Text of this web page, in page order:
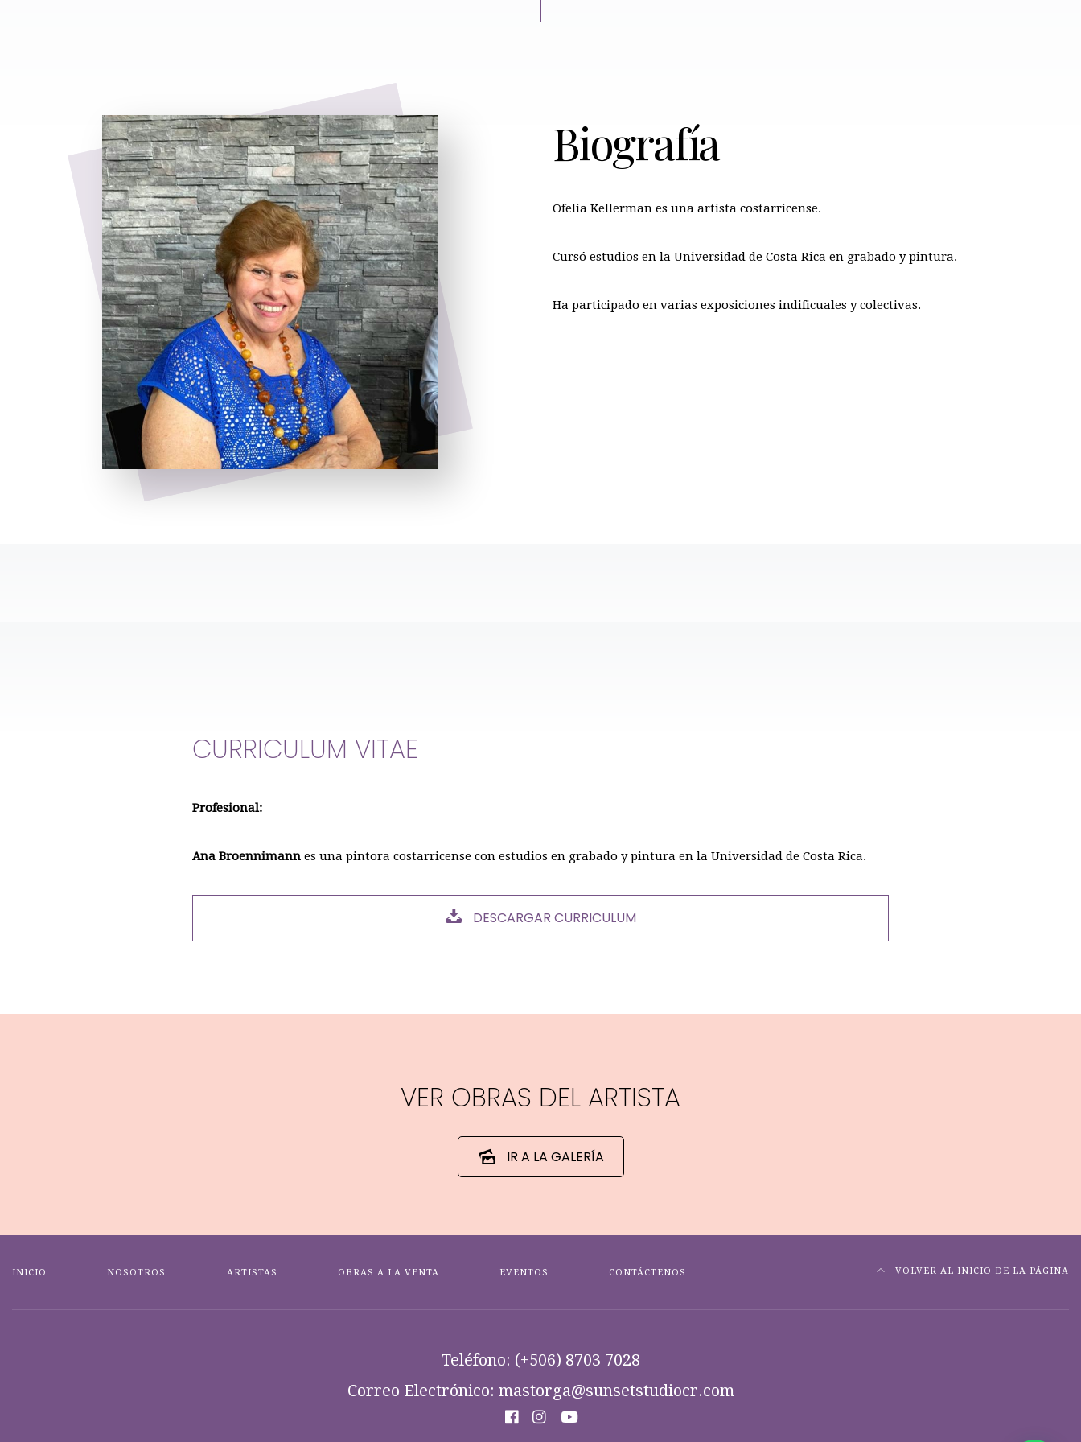
Biografía
Ofelia Kellerman es una artista costarricense.
Cursó estudios en la Universidad de Costa Rica en grabado y pintura.
Ha participado en varias exposiciones indificuales y colectivas.
CURRICULUM VITAE
Profesional:
Ana Broennimann es una pintora costarricense con estudios en grabado y pintura en la Universidad de Costa Rica.
DESCARGAR CURRICULUM
VER OBRAS DEL ARTISTA
IR A LA GALERÍA
INICIO NOSOTROS ARTISTAS OBRAS A LA VENTA EVENTOS CONTÁCTENOS VOLVER AL INICIO DE LA PÁGINA
Teléfono: (+506) 8703 7028
Correo Electrónico: mastorga@sunsetstudiocr.com